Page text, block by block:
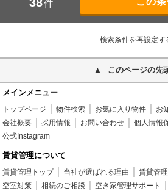
件
検索条件を再設定す
このページの先
メインメニュー
トップページ 物件検索 お気に入り物件 お
会社概要
採用情報 お問い合わせ 個人情報
公式Instagram
賃貸管理について
賃貸管理トップ 当社が選ばれる理由 賃貸管
空室対策
相続のご相談 空き家管理サポート